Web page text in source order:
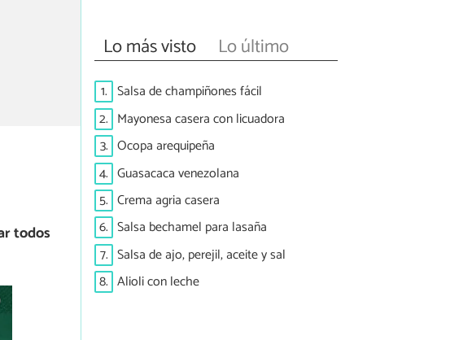
todos
Lo más visto Lo último
1. Salsa de champiñones fácil
2. Mayonesa casera con licuadora
3. Ocopa arequipeña
4. Guasacaca venezolana
5. Crema agria casera
6. Salsa bechamel para lasaña
7. Salsa de ajo, perejil, aceite y sal
8. Alioli con leche